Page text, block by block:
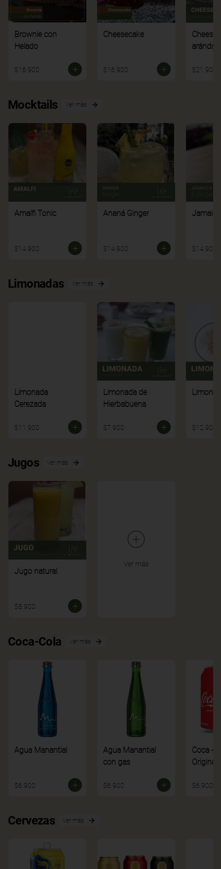
Brownie con
Helado
$16.900
Cheesecake
$16.900 $21.900
Mocktails Ver más
Amalfi Tonic
$14.900
Ananá Ginger
$14.900 $14.900
Limonadas Ver más
Limonada
Cerezada
$11.900
Limonada de
Hierbabuena
$7.900 $12.900
Jugos Ver más
Jugo natural
$8.900
Ver más
Coca-Cola Ver más
Agua Manantial
$6.900
Agua Manantial
con gas
$6.900
Coca -
Original
$6.900
Cervezas Ver más